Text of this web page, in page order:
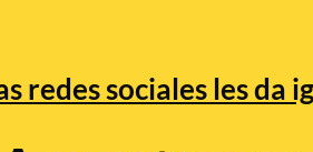
redes sociales les da